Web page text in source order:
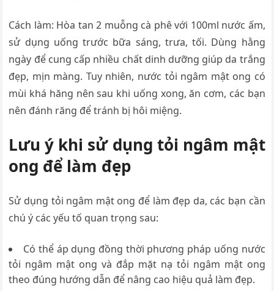
Cách làm: Hòa tan 2 muỗng cà phê với 100ml nước ấm,
sử dụng uống trước bữa sáng, trưa, tối. Dùng hằng
ngày để cung cấp nhiều chất dinh dưỡng giúp da trắng
đẹp, mịn màng. Tuy nhiên, nước tỏi ngâm mật ong có
mùi khá hăng nên sau khi uống xong, ăn cơm, các bạn
nên đánh răng để tránh bị hôi miệng.
Lưu ý khi sử dụng tỏi ngâm mật
ong để làm đẹp
Sử dụng tỏi ngâm mật ong để làm đẹp da, các bạn cần
chú ý các yếu tố quan trọng sau:
Có thể áp dụng đồng thời phương pháp uống nước
tỏi ngâm mật ong và đắp mặt nạ tỏi ngâm mật ong
theo đúng hướng dẫn để nâng cao hiệu quả làm đẹp.